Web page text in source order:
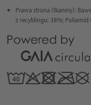
Prawa strona (tkaniny):
z recyklingu: 38%; Poliamid